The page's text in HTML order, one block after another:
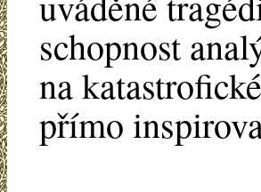
schopnost
na
přímo